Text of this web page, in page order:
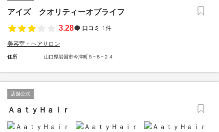
アイズ クオリティーオブライフ
3.28
口コミ 1件
美容室・ヘアサロン
住所 山口県岩国市今津町５−８−２４
店舗公式
ＡａｔｙＨａｉｒ